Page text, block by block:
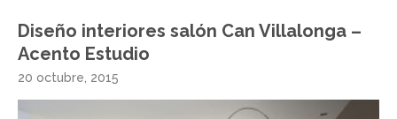
Diseño interiores salón Can Villalonga –
Acento Estudio
20 octubre, 2015